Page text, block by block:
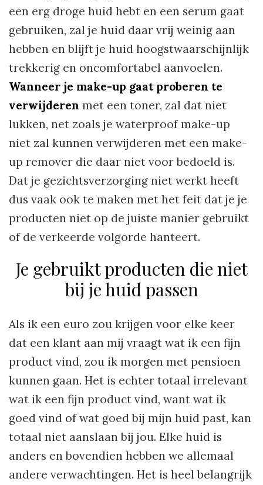
een erg droge huid hebt en een serum gaat
gebruiken, zal je huid daar vrij weinig aan
hebben en blijft je huid hoogstwaarschijnlijk
trekkerig en oncomfortabel aanvoelen.
Wanneer je make-up gaat proberen te
verwijderen met een toner, zal dat niet
lukken, net zoals je waterproof make-up
niet zal kunnen verwijderen met een make-
up remover die daar niet voor bedoeld is.
Dat je gezichtsverzorging niet werkt heeft
dus vaak ook te maken met het feit dat je je
producten niet op de juiste manier gebruikt
of de verkeerde volgorde hanteert.
Je gebruikt producten die niet
bij je huid passen
Als ik een euro zou krijgen voor elke keer
dat een klant aan mij vraagt wat ik een fijn
product vind, zou ik morgen met pensioen
kunnen gaan. Het is echter totaal irrelevant
wat ik een fijn product vind, want wat ik
goed vind of wat goed bij mijn huid past, kan
totaal niet aanslaan bij jou. Elke huid is
anders en bovendien hebben we allemaal
andere verwachtingen. Het is heel belangrijk